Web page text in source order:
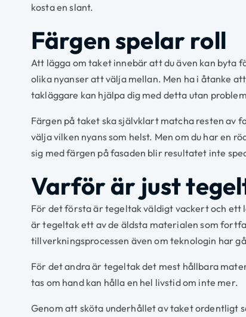
kosta en slant.
Färgen spelar roll
Att lägga om taket innebär att du även kan byta
olika nyanser att välja mellan. Men ha i åtanke
takläggare kan hjälpa dig med detta utan
Färgen på taket ska självklart matcha resten av
välja vilken nyans som helst. Men om du har en
sig med färgen på fasaden blir resultatet inte
Varför är just
För det första är tegeltak väldigt vackert och ett
är tegeltak ett av de äldsta materialen som
tillverkningsprocessen även om teknologin har
För det andra är tegeltak det mest hållbara
tas om hand kan hålla en hel livstid om inte mer.
Genom att sköta underhållet av taket ordentligt